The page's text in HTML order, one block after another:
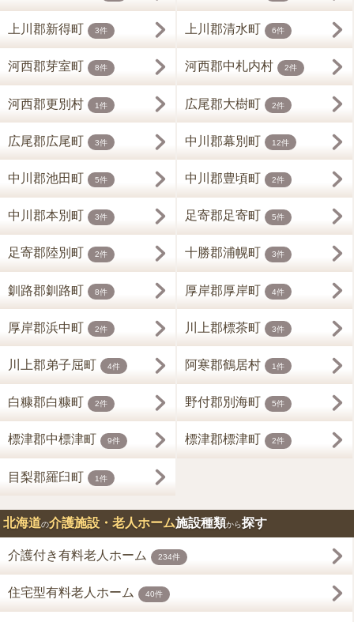
上川郡新得町 3件 上川郡清水町 6件
河西郡芽室町 8件 河西郡中札内村 2件
河西郡更別村 1件 広尾郡大樹町 2件
広尾郡広尾町 3件 中川郡幕別町 12件
中川郡池田町 5件 中川郡豊頃町 2件
中川郡本別町 3件 足寄郡足寄町 5件
足寄郡陸別町 2件 十勝郡浦幌町 3件
釧路郡釧路町 8件 厚岸郡厚岸町 4件
厚岸郡浜中町 2件 川上郡標茶町 3件
川上郡弟子屈町 4件 阿寒郡鶴居村 1件
白糠郡白糠町 2件 野付郡別海町 5件
標津郡中標津町 9件 標津郡標津町 2件
目梨郡羅臼町 1件
北海道の介護施設・老人ホーム施設種類から探す
介護付き有料老人ホーム 234件
住宅型有料老人ホーム 40件